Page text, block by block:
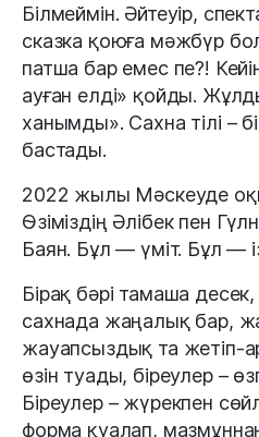
Білмеймін. Әйтеуір,
сказка қоюға мәжбүр
патша бар емес пе?!
ауған елді» қойды.
ханымды». Сахна тілі –
бастады.
2022 жылы Мәскеуде
Өзіміздің Әлібек пен
Баян. Бұл — үміт. Бұл —
Бірақ бәрі тамаша
сахнада жаңалық бар,
жауапсыздық та жетіп-
өзін туады, біреулер –
Біреулер – жүрекпен
форма қуалап,